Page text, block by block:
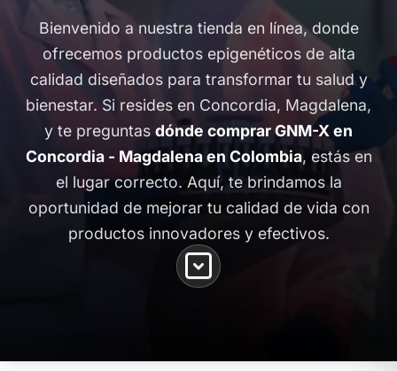
Bienvenido a nuestra tienda en línea, donde
ofrecemos productos epigenéticos de alta
calidad diseñados para transformar tu salud y
bienestar. Si resides en Concordia, Magdalena,
y te preguntas dónde comprar GNM-X en
Concordia - Magdalena en Colombia, estás en
el lugar correcto. Aquí, te brindamos la
oportunidad de mejorar tu calidad de vida con
productos innovadores y efectivos.